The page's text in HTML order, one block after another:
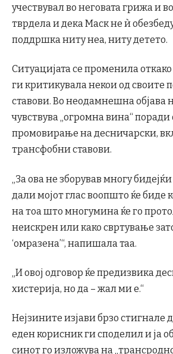
учествувал во неговата грижа и
тврдела и дека Маск не ѝ
поддршка ниту неа, ниту детето.
Ситуацијата се променила
ги критикувала некои од своите
ставови. Во неодамнешна објава
чувствува „огромна вина“ поради
промовирање на десничарски,
трансфобни ставови.
„За ова не зборував многу
дали мојот глас воопшто ќе биде
на тоа што многумина ќе го
неискрен или како свртување
‘омразена’“, напишала таа.
„И овој одговор ќе предизвика
хистерија, но да – жал ми е.“
Нејзините изјави брзо стигнале
еден корисник ги споделил и ја
синот го изложува на